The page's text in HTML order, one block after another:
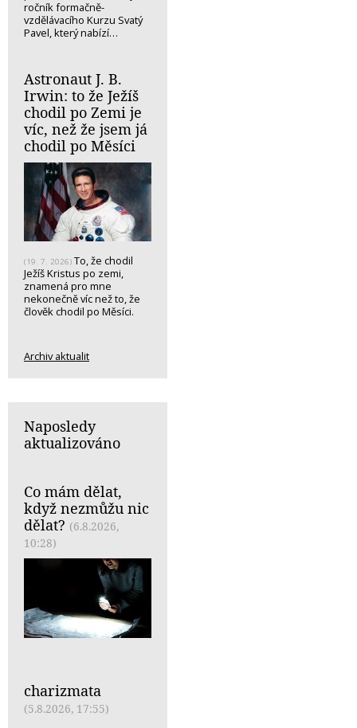
ročník formačně-
vzdělávacího Kurzu Svatý
Pavel, který nabízí…
Astronaut J. B.
Irwin: to že Ježíš
chodil po Zemi je
víc, než že jsem já
chodil po Měsíci
(19. 7. 2026) To, že chodil
Ježíš Kristus po zemi,
znamená pro mne
nekonečně víc než to, že
člověk chodil po Měsíci.
Archiv aktualit
Naposledy
aktualizováno
Co mám dělat,
když nezmůžu nic
dělat? (6.8.2026,
10:28)
charizmata
(5.8.2026, 17:55)